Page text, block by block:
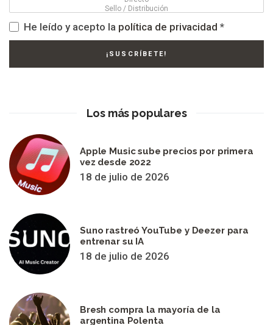
He leído y acepto la política de privacidad *
Los más populares
Apple Music sube precios por primera
vez desde 2022
18 de julio de 2026
Suno rastreó YouTube y Deezer para
entrenar su IA
18 de julio de 2026
Bresh compra la mayoría de la
argentina Polenta